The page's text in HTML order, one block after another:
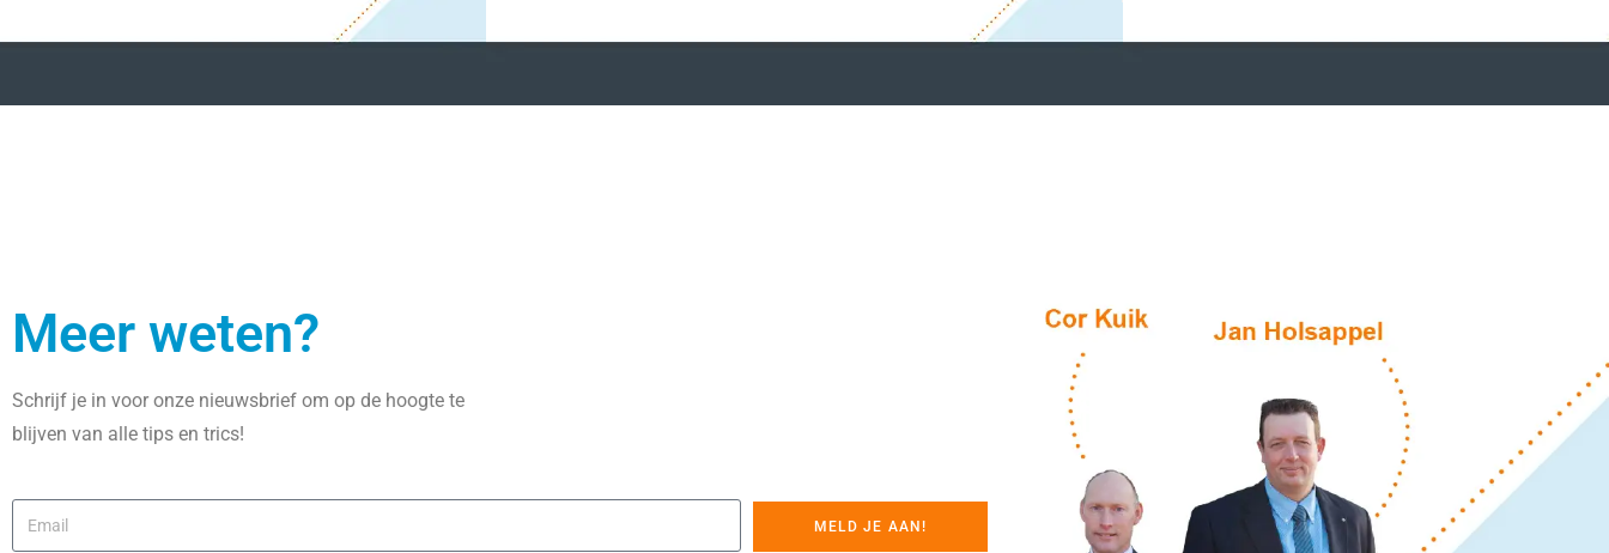
Meer weten?
Schrijf je in voor onze nieuwsbrief om op de hoogte te
blijven van alle tips en trics!
MELD JE AAN!